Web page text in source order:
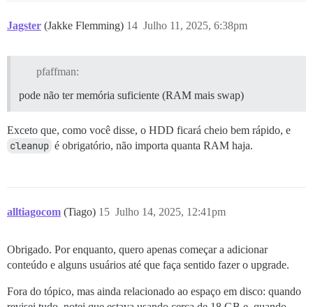
Jagster (Jakke Flemming) Julho 11, 2025, 6:38pm
14
pfaffman:
pode não ter memória suficiente (RAM mais swap)
Exceto que, como você disse, o HDD ficará cheio bem rápido, e
cleanup é obrigatório, não importa quanta RAM haja.
alltiagocom (Tiago) Julho 14, 2025, 12:41pm
15
Obrigado. Por enquanto, quero apenas começar a adicionar
conteúdo e alguns usuários até que faça sentido fazer o upgrade.
Fora do tópico, mas ainda relacionado ao espaço em disco: quando